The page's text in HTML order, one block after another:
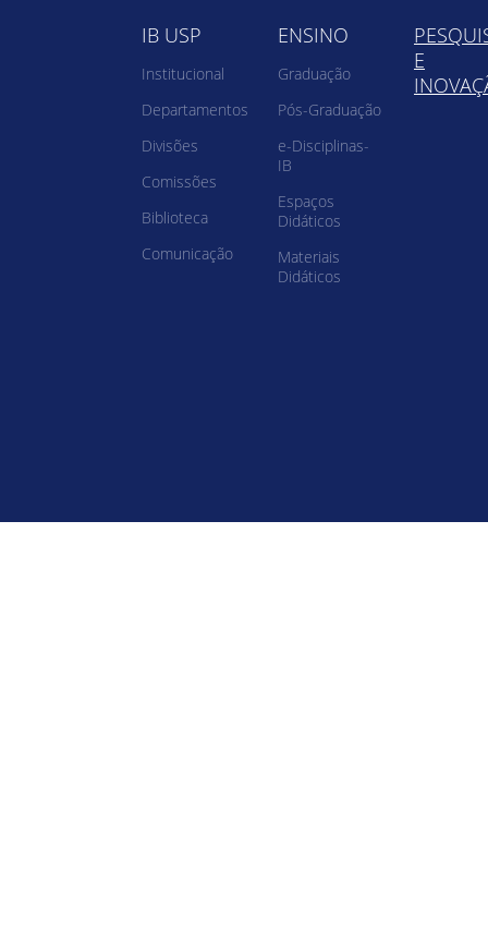
IB USP
Institucional
Departamentos
Divisões
Comissões
Biblioteca
Comunicação
ENSINO
Graduação
Pós-Graduação
e-Disciplinas-
IB
Espaços
Didáticos
Materiais
Didáticos
E